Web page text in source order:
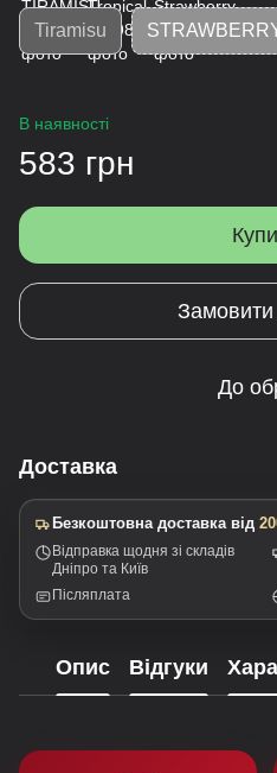
Tiramisu
В наявності
583 грн
До
Доставка
Безкоштовна доставка від
Відправка щодня зі складів
Дніпро та Київ
Післяплата
Опис Відгуки